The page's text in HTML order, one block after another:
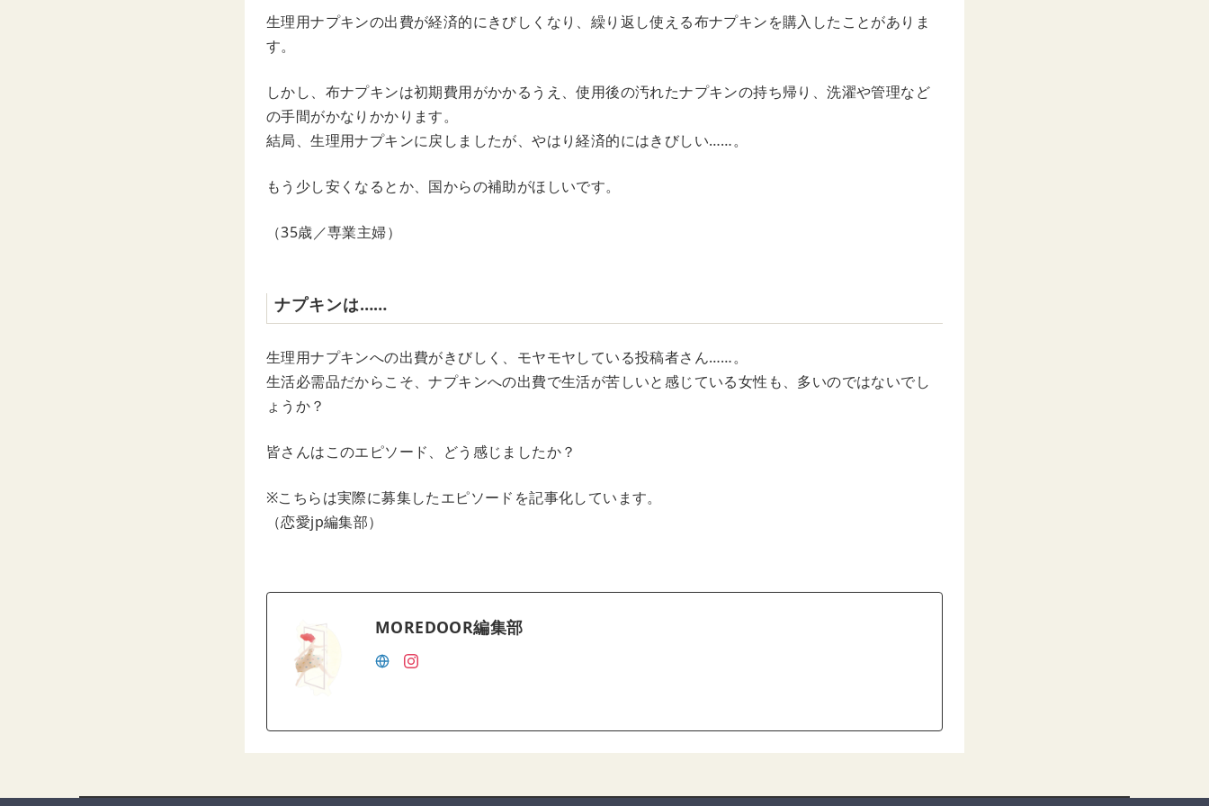
生理用ナプキンの出費が経済的にきびしくなり、繰り返し使える布ナプキンを購入したことがありま
す。
しかし、布ナプキンは初期費用がかかるうえ、使用後の汚れたナプキンの持ち帰り、洗濯や管理など
の手間がかなりかかります。
結局、生理用ナプキンに戻しましたが、やはり経済的にはきびしい……。
もう少し安くなるとか、国からの補助がほしいです。
（35歳／専業主婦）
ナプキンは……
生理用ナプキンへの出費がきびしく、モヤモヤしている投稿者さん……。
生活必需品だからこそ、ナプキンへの出費で生活が苦しいと感じている女性も、多いのではないでし
ょうか？
皆さんはこのエピソード、どう感じましたか？
※こちらは実際に募集したエピソードを記事化しています。
（恋愛jp編集部）
MOREDOOR編集部